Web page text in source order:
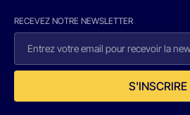
RECEVEZ NOTRE NEWSLETTER
S'INSCRIRE